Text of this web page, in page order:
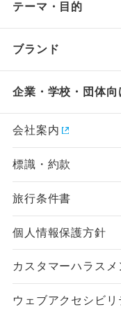
テーマ・目的
ブランド
企業・学校・団体向
会社案内
標識・約款
旅行条件書
個人情報保護方針
カスタマーハラス
ウェブアクセシビ